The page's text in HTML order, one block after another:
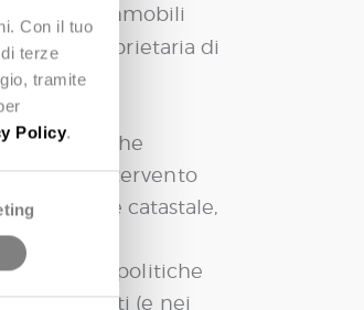
Con il tuo
terze
tramite
Policy.
degli immobili
proprietaria di
delle politiche
l’intervento
classe catastale,
delle politiche
strumenti (e nei